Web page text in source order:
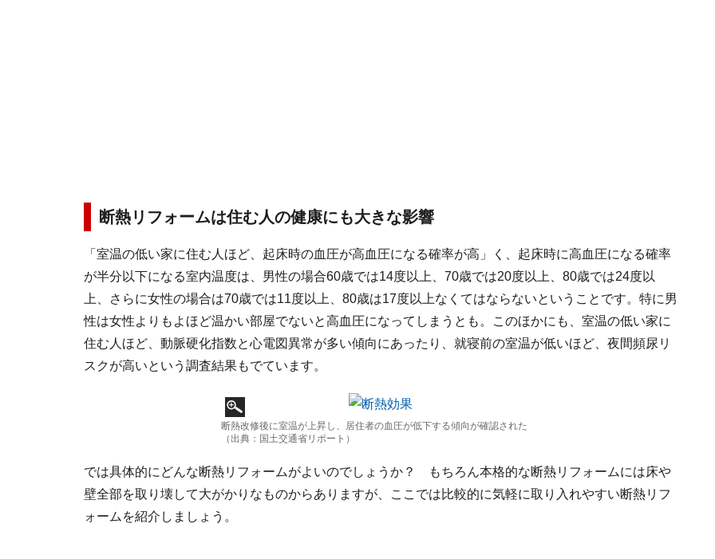
断熱リフォームは住む人の健康にも大きな影響
「室温の低い家に住む人ほど、起床時の血圧が高血圧になる確率が高」く、起床時に高血圧になる確率
が半分以下になる室内温度は、男性の場合60歳では14度以上、70歳では20度以上、80歳では24度以
上、さらに女性の場合は70歳では11度以上、80歳は17度以上なくてはならないということです。特に男
性は女性よりもよほど温かい部屋でないと高血圧になってしまうとも。このほかにも、室温の低い家に
住む人ほど、動脈硬化指数と心電図異常が多い傾向にあったり、就寝前の室温が低いほど、夜間頻尿リ
スクが高いという調査結果もでています。
断熱改修後に室温が上昇し、居住者の血圧が低下する傾向が確認された
（出典：国土交通省リポート）
では具体的にどんな断熱リフォームがよいのでしょうか？ もちろん本格的な断熱リフォームには床や
壁全部を取り壊して大がかりなものからありますが、ここでは比較的に気軽に取り入れやすい断熱リフ
ォームを紹介しましょう。